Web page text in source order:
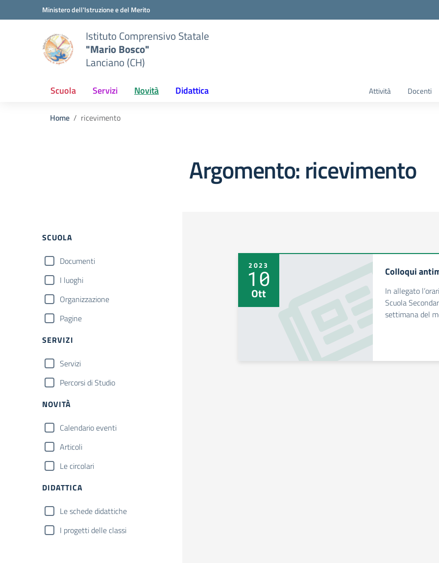
Vai ai contenuti
Vai al menu di navigazioneMinistero dell'Istruzione e del Merito
Istituto Comprensivo Statale
"Mario Bosco"
Lanciano (CH)
Scuola Servizi Novità Didattica Attività Docenti
Home ricevimento
Argomento: ricevimento
Filtri
SCUOLA
Documenti
I luoghi
Organizzazione
Pagine
SERVIZI
Servizi
Percorsi di Studio
NOVITÀ
Calendario eventi
Articoli
Le circolari
DIDATTICA
Le schede didattiche
I progetti delle classi
2023
10
Ott
Colloqui
In allegato
Scuola
settimana del